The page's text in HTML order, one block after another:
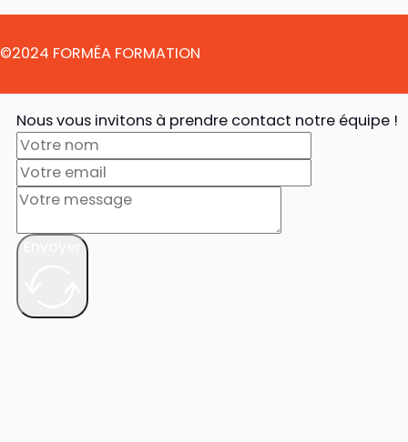
©2024 FORMÉA FORMATION
Nous vous invitons à prendre contact notre équipe !
Envoyer